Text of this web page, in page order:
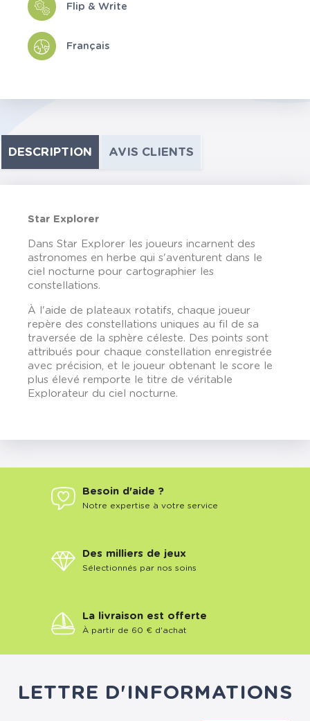
Flip & Write
Français
DESCRIPTION AVIS CLIENTS
Star Explorer
Dans Star Explorer les joueurs incarnent des
astronomes en herbe qui s'aventurent dans le
ciel nocturne pour cartographier les
constellations.
À l'aide de plateaux rotatifs, chaque joueur
repère des constellations uniques au fil de sa
traversée de la sphère céleste. Des points sont
attribués pour chaque constellation enregistrée
avec précision, et le joueur obtenant le score le
plus élevé remporte le titre de véritable
Explorateur du ciel nocturne.
Besoin d'aide ?
Notre expertise à votre service
Des milliers de jeux
Sélectionnés par nos soins
La livraison est offerte
À partir de 60 € d'achat
LETTRE D'INFORMATIONS